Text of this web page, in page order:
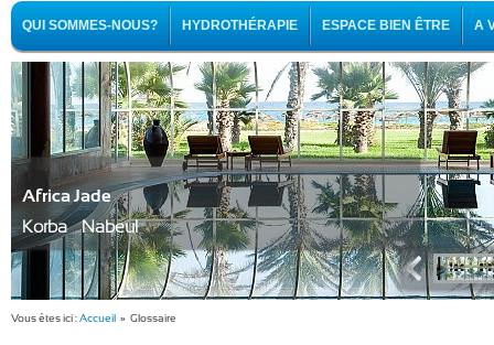
QUI SOMMES-NOUS? HYDROTHÉRAPIE ESPACE BIEN ÊTRE A
Africa Jade
Korba - Nabeul
Vous êtes ici :Accueil » Glossaire